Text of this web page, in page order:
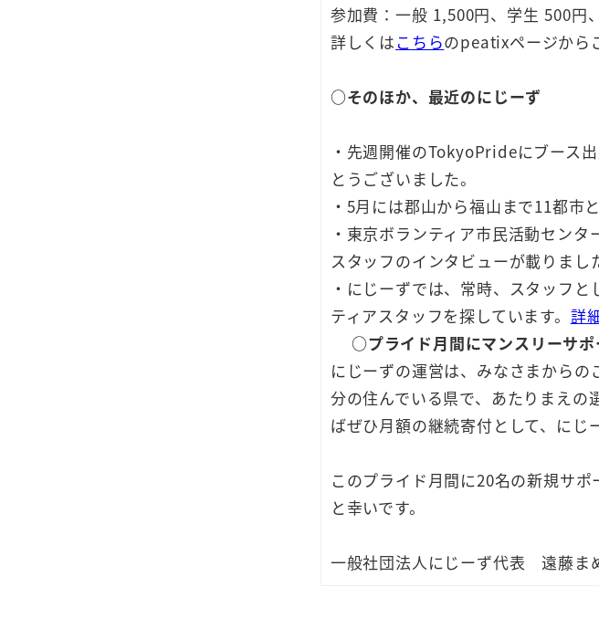
参加費：一般 1,500円、学生 500円
詳しくは こちらのpeatixページから
○そのほか、最近のにじーず
・先週開催のTokyoPrideにブース
とうございました。
・5月には郡山から福山まで11都市
・東京ボランティア市民活動センタ
スタッフのインタビューが載りまし
・にじーずでは、常時、スタッフ
ティアスタッフを探しています。 詳
○プライド月間にマンスリーサ
にじーずの運営は、みなさまから
分の住んでいる県で、あたりまえの
ばぜひ月額の継続寄付として、にじ
このプライド月間に20名の新規サ
と幸いです。
一般社団法人にじーず代表 遠藤ま